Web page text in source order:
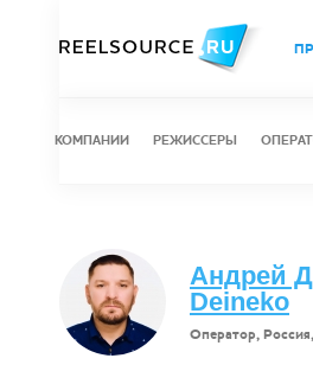
КОМПАНИИ РЕЖИССЕРЫ
Андрей
Deineko
Оператор,